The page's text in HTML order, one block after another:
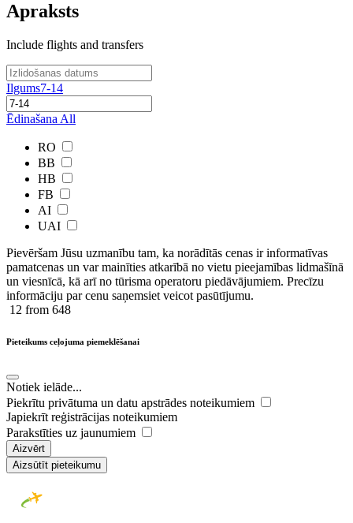
Apraksts
Include flights and transfers
Ilgums7-14
Ēdinašana All
RO
BB
HB
FB
AI
UAI
Pievēršam Jūsu uzmanību tam, ka norādītās cenas ir ​informatīvas ​
pamatcenas un var mainīties atkarībā ​no ​vietu pieejamības lidmašīnā
un viesnīcā, kā arī no tūrisma operatoru piedāvājumiem. Precīzu
informāciju par cenu saņemsiet veicot pasūtījumu.
12 from 648
Pieteikums ceļojuma piemeklēšanai
Notiek ielāde...
Piekrītu privātuma un datu apstrādes noteikumiem
Japiekrīt reģistrācijas noteikumiem
Parakstīties uz jaunumiem
Aizvērt
Aizsūtīt pieteikumu